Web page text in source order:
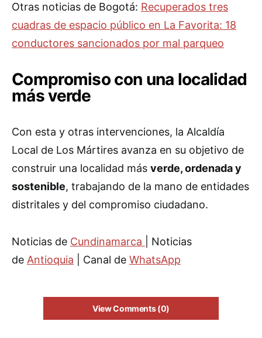
Otras noticias de Bogotá: Recuperados tres
cuadras de espacio público en La Favorita: 18
conductores sancionados por mal parqueo
Compromiso con una localidad
más verde
Con esta y otras intervenciones, la Alcaldía
Local de Los Mártires avanza en su objetivo de
construir una localidad más verde, ordenada y
sostenible, trabajando de la mano de entidades
distritales y del compromiso ciudadano.
Noticias de Cundinamarca
| Noticias
de Antioquia | Canal de WhatsApp
View Comments (0)